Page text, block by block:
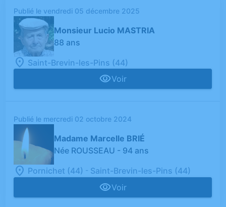
Publié le vendredi 05 décembre 2025
Monsieur Lucio MASTRIA
88 ans
Saint-Brevin-les-Pins (44)
Voir
Publié le mercredi 02 octobre 2024
Madame Marcelle BRIÉ
Née ROUSSEAU - 94 ans
Pornichet (44) - Saint-Brevin-les-Pins (44)
Voir